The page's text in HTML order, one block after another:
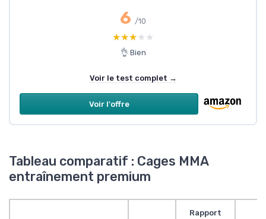
6 /10
★★★★★
★★★★★
👌 Bien
Voir le test complet →
Voir l'offre
Tableau comparatif : Cages MMA
entraînement premium
Rapport